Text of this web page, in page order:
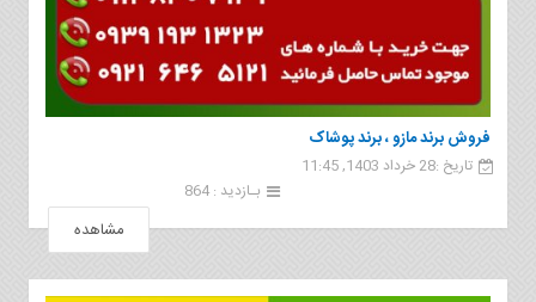
فروش برند مازو ، برند پوشاک
تاریخ :28 خرداد 1403, 11:45
بـازدید : 864
مشاهده